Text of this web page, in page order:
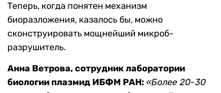
Теперь, когда понятен механизм
биоразложения, казалось бы, можно
сконструировать мощнейший микроб-
разрушитель.
Анна Ветрова, сотрудник лаборатории
биологии плазмид ИБФМ РАН: «Более 20-30